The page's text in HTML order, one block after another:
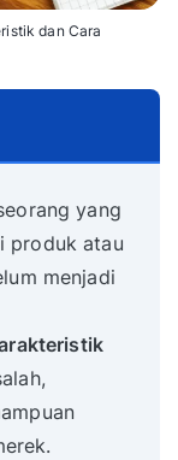
dan Cara
yang
produk atau
menjadi